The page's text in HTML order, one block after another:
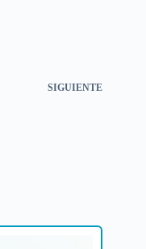
SIGUIENTE